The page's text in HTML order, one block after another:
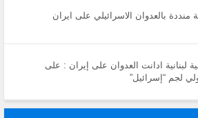
منددة بالعدوان الاسرائيلي على ايران
لبنانية ادانت العدوان على إيران : على
لجم “إسرائيل”